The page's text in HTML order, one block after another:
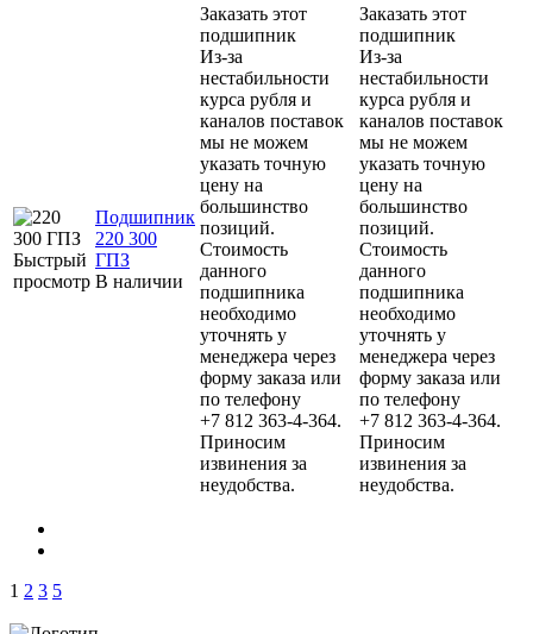
Быстрый
просмотр
Подшипник
220 300
ГПЗ
В наличии
Заказать этот
подшипник
Из-за
нестабильности
курса рубля и
каналов поставок
мы не можем
указать точную
цену на
большинство
позиций.
Стоимость
данного
подшипника
необходимо
уточнять у
менеджера через
форму заказа или
по телефону
+7 812 363-4-364.
Приносим
извинения за
неудобства.
Заказать этот
подшипник
Из-за
нестабильности
курса рубля и
каналов поставок
мы не можем
указать точную
цену на
большинство
позиций.
Стоимость
данного
подшипника
необходимо
уточнять у
менеджера через
форму заказа или
по телефону
+7 812 363-4-364.
Приносим
извинения за
неудобства.
1 2 3 5